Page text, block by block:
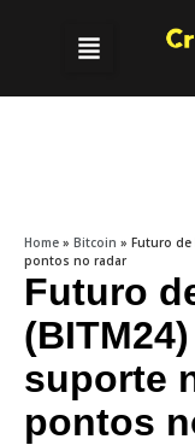
Home » Bitcoin » Futuro de
pontos no radar
Futuro
suporte
pontos